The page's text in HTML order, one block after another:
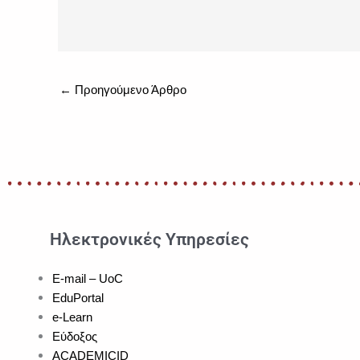
← Προηγούμενο Άρθρο
Ηλεκτρονικές Υπηρεσίες
E-mail – UoC
EduPortal
e-Learn
Εύδοξος
ACADEMICID